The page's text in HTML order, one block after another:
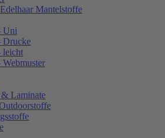
Mantelstoffe
Uni
Drucke
leicht
Laminate